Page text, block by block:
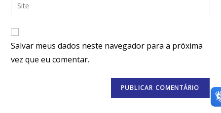
Salvar meus dados neste navegador para a próxima
vez que eu comentar.